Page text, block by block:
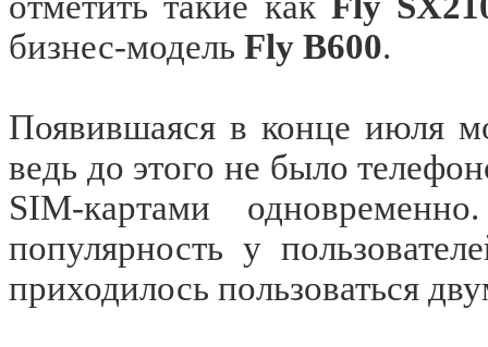
бизнес-модель Fly B600.
Появившаяся в конце июля
ведь до этого не было
SIM-картами
популярность у
приходилось пользоваться